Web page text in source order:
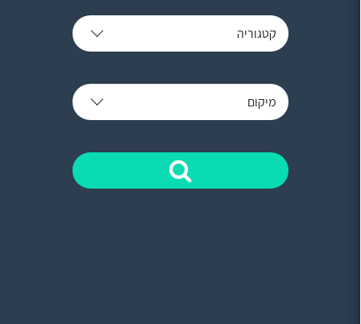
קטגוריה
מיקום